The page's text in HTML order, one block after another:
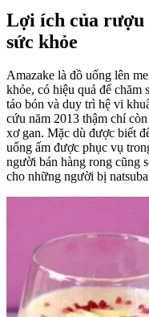
Lợi ích của rượu
sức khỏe
Amazake là đồ uống lên
khỏe, có hiệu quả để chăm
táo bón và duy trì hệ vi
cứu năm 2013 thậm chí
xơ gan. Mặc dù được biết
uống ấm được phục vụ
người bán hàng rong cũng
cho những người bị